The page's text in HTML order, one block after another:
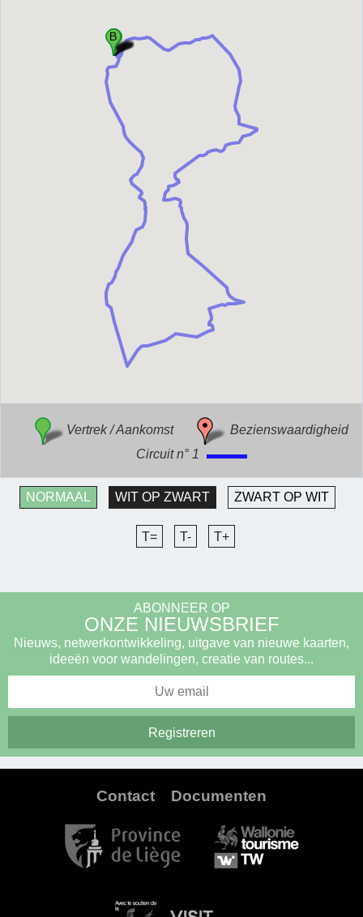
Vertrek / Aankomst
Bezienswaardigheid
Circuit n° 1
NORMAAL WIT OP ZWART ZWART OP WIT
T= T- T+
ABONNEER OP
ONZE NIEUWSBRIEF
Nieuws, netwerkontwikkeling, uitgave van nieuwe kaarten,
ideeën voor wandelingen, creatie van routes...
Contact Documenten